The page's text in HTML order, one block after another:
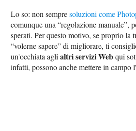
Lo so: non sempresoluzioni come
comunque una “regolazione manuale”,
sperati. Per questo motivo, se proprio la
“volerne sapere” di migliorare, ti
un'occhiata aglialtri servizi Webqui
infatti, possono anche mettere in campo